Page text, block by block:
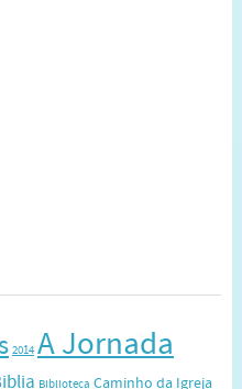
2014 A Jornada
Biblioteca Caminho da Igreja